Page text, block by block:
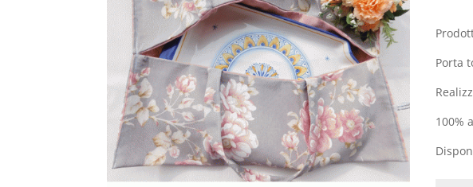
Porta
100%